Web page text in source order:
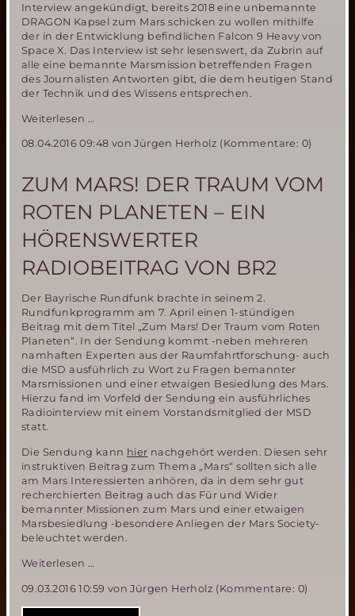
Interview angekündigt, bereits 2018 eine unbemannte
DRAGON Kapsel zum Mars schicken zu wollen mithilfe
der in der Entwicklung befindlichen Falcon 9 Heavy von
Space X. Das Interview ist sehr lesenswert, da Zubrin auf
alle eine bemannte Marsmission betreffenden Fragen
des Journalisten Antworten gibt, die dem heutigen Stand
der Technik und des Wissens entsprechen.
Weiterlesen …
Robert
zu
Marsmissionsplänen
von
Elon
Musk
(Space
X)
08.04.2016 09:48 von Jürgen Herholz (Kommentare: 0)
ZUM MARS! DER TRAUM VOM
ROTEN PLANETEN – EIN
HÖRENSWERTER
RADIOBEITRAG VON BR2
Der Bayrische Rundfunk brachte in seinem 2.
Rundfunkprogramm am 7. April einen 1-stündigen
Beitrag mit dem Titel „Zum Mars! Der Traum vom Roten
Planeten“. In der Sendung kommt -neben mehreren
namhaften Experten aus der Raumfahrtforschung- auch
die MSD ausführlich zu Wort zu Fragen bemannter
Marsmissionen und einer etwaigen Besiedlung des Mars.
Hierzu fand im Vorfeld der Sendung ein ausführliches
Radiointerview mit einem Vorstandsmitglied der MSD
statt.
Die Sendung kann hier nachgehört werden. Diesen sehr
instruktiven Beitrag zum Thema „Mars“ sollten sich alle
am Mars Interessierten anhören, da in dem sehr gut
recherchierten Beitrag auch das Für und Wider
bemannter Missionen zum Mars und einer etwaigen
Marsbesiedlung -besondere Anliegen der Mars Society-
beleuchtet werden.
Weiterlesen …
Der
Traum
09.03.2016 10:59 von Jürgen Herholz (Kommentare: 0)